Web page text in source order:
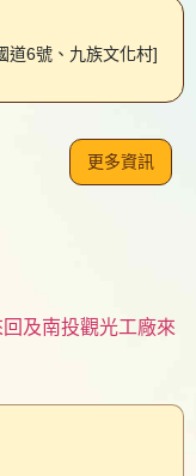
6號、九族文化村]
更多資訊
及南投觀光工廠來